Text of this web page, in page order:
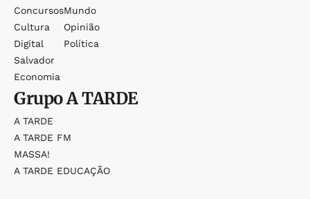
Concursos
Cultura
Digital
Salvador
Economia
Mundo
Opinião
Política
GrupoA TARDE
A TARDE
A TARDE FM
MASSA!
A TARDE EDUCAÇÃO